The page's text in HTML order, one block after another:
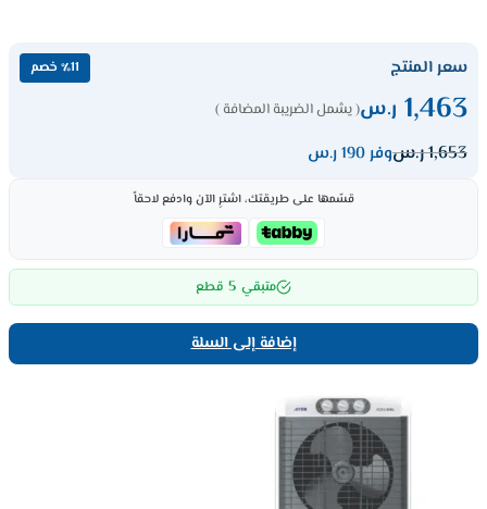
سعر المنتج ٪11 خصم
1,463 ر.س( يشمل الضريبة المضافة )
1,653ر.سوفر 190 ر.س
قسّمها على طريقتك، اشترِ الآن وادفع لاحقاً
متبقي 5 قطع
إضافة إلى السلة